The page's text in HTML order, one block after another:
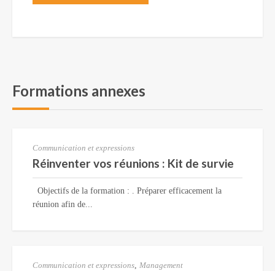
Formations annexes
Communication et expressions
Réinventer vos réunions : Kit de survie
Objectifs de la formation : . Préparer efficacement la
réunion afin de...
Communication et expressions, Management